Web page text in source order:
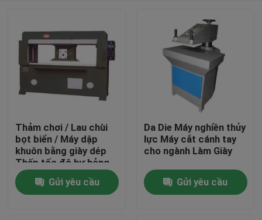
Thảm chơi / Lau chùi
bọt biển / Máy dập
khuôn bằng giày dép
Thấp tốc độ hư hỏng
Dễ vận hành
Gửi yêu cầu
Da Die Máy nghiền thủy
lực Máy cắt cánh tay
cho ngành Làm Giày
Gửi yêu cầu